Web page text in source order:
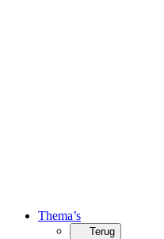
Thema’s
Terug